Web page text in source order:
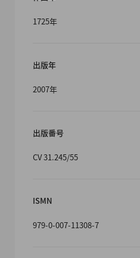
1725年
出版年
2007年
出版番号
CV 31.245/55
ISMN
979-0-007-11308-7